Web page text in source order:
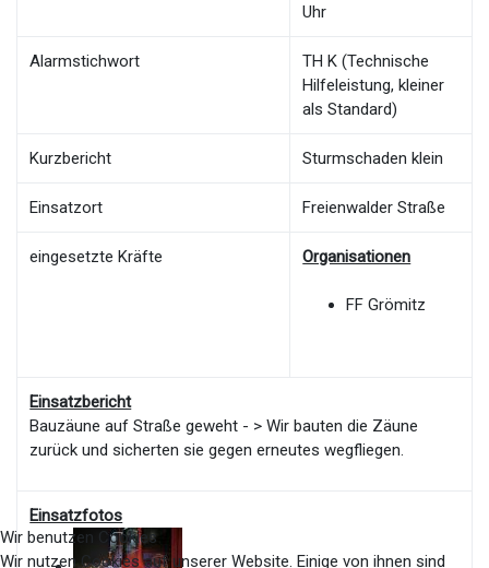
Uhr
Alarmstichwort
TH K (Technische
Hilfeleistung, kleiner
als Standard)
Kurzbericht Sturmschaden klein
Einsatzort Freienwalder Straße
eingesetzte Kräfte Organisationen
FF Grömitz
Einsatzbericht
Bauzäune auf Straße geweht - > Wir bauten die Zäune
zurück und sicherten sie gegen erneutes wegfliegen.
Einsatzfotos
Wir benutzen Cookies
Wir nutzen Cookies auf unserer Website. Einige von ihnen sind